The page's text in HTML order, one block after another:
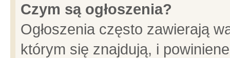
Czym są ogłoszenia?
Ogłoszenia często zawierają
którym się znajdują, i